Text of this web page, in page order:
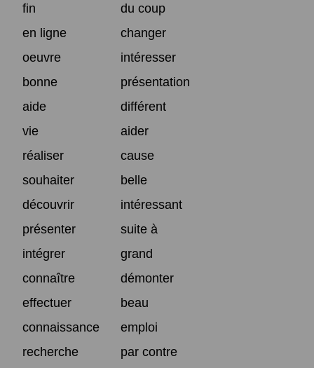
fin
du coup
en ligne
changer
oeuvre
intéresser
bonne
présentation
aide
différent
vie
aider
réaliser
cause
souhaiter
belle
découvrir
intéressant
présenter
suite à
intégrer
grand
connaître
démonter
effectuer
beau
connaissance
emploi
recherche
par contre